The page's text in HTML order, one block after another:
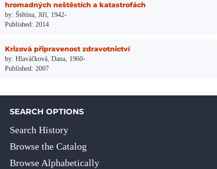
hromadných neštěstích a katastrofách
by: Štětina, Jiří, 1942-
Published: 2014
Krizová připravenost zdravotnictví
by: Hlaváčková, Dana, 1960-
Published: 2007
SEARCH OPTIONS
Search History
Browse the Catalog
Browse Alphabetically